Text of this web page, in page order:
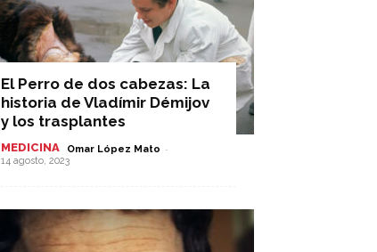
El Perro de dos cabezas: La
historia de Vladímir Démijov
y los trasplantes
MEDICINA Omar López Mato -
14 agosto, 2023